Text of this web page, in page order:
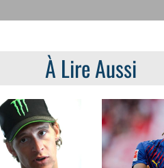
À Lire Aussi